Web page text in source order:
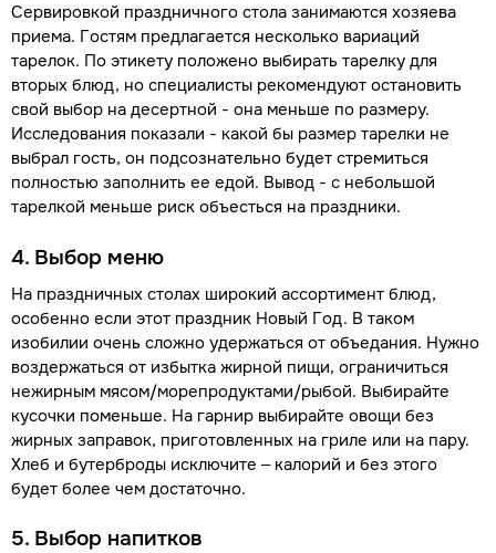
Сервировкой праздничного стола занимаются хозяева
приема. Гостям предлагается несколько вариаций
тарелок. По этикету положено выбирать тарелку для
вторых блюд, но специалисты рекомендуют остановить
свой выбор на десертной - она меньше по размеру.
Исследования показали - какой бы размер тарелки не
выбрал гость, он подсознательно будет стремиться
полностью заполнить ее едой. Вывод - с небольшой
тарелкой меньше риск объесться на праздники.
4. Выбор меню
На праздничных столах широкий ассортимент блюд,
особенно если этот праздник Новый Год. В таком
изобилии очень сложно удержаться от объедания. Нужно
воздержаться от избытка жирной пищи, ограничиться
нежирным мясом/морепродуктами/рыбой. Выбирайте
кусочки поменьше. На гарнир выбирайте овощи без
жирных заправок, приготовленных на гриле или на пару.
Хлеб и бутерброды исключите – калорий и без этого
будет более чем достаточно.
5. Выбор напитков